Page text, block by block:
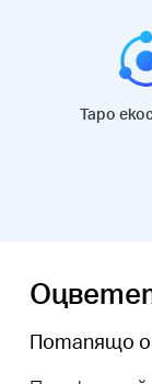
Таpo
Потапящо